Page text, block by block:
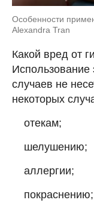
Особенности
Alexandra Tran
Какой вред от
Использование
случаев не
некоторых
отекам;
шелушению;
аллергии;
покраснению;